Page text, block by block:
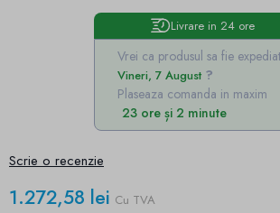
Livrare in 24 ore
Vrei ca produsul sa fie expediat
Vineri, 7 August
Plaseaza comanda in maxim
23 ore și 2 minute
Scrie o recenzie
1.272,58 lei Cu TVA